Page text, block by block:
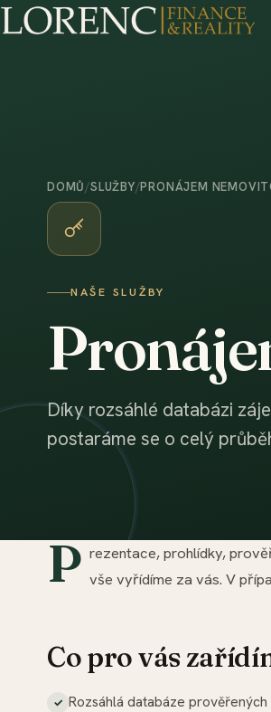
DOMŮ/SLUŽBY/PRONÁJEM
NAŠE SLUŽBY
Díky rozsáhlé databázi
postaráme se o celý
P rezentace, prohlídky,
vše vyřídíme za vás. V
Co pro vás
Rozsáhlá databáze prověřených